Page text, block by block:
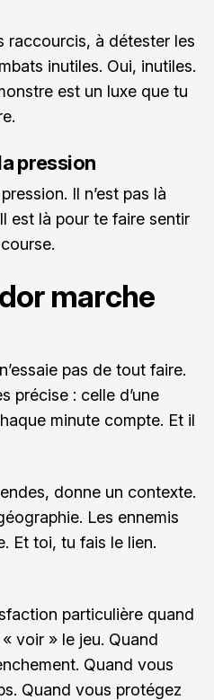
raccourcis, à détester les
inutiles. Oui, inutiles.
est un luxe que tu
pression
Il n’est pas là
est là pour te faire sentir
marche
pas de tout faire.
précise : celle d’une
minute compte. Et il
donne un contexte.
Les ennemis
Et toi, tu fais le lien.
particulière quand
voir » le jeu. Quand
Quand vous
Quand vous protégez